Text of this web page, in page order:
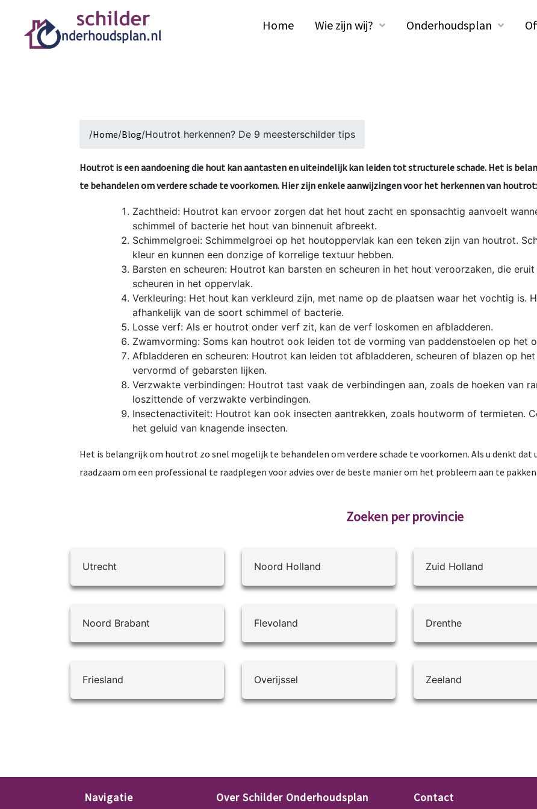
Home Wie zijn wij? Onderhoudsplan
/Home/Blog/Houtrot herkennen? De 9 meesterschilder tips
Houtrot is een aandoening die hout kan aantasten en uiteindelijk kan leiden tot structurele schade. Het is
te behandelen om verdere schade te voorkomen. Hier zijn enkele aanwijzingen voor het herkennen van houtrot:
Zachtheid: Houtrot kan ervoor zorgen dat het hout zacht en sponsachtig aanvoelt
schimmel of bacterie het hout van binnenuit afbreekt.
Schimmelgroei: Schimmelgroei op het houtoppervlak kan een teken zijn van houtrot.
kleur en kunnen een donzige of korrelige textuur hebben.
Barsten en scheuren: Houtrot kan barsten en scheuren in het hout veroorzaken, die
scheuren in het oppervlak.
Verkleuring: Het hout kan verkleurd zijn, met name op de plaatsen waar het vochtig is.
afhankelijk van de soort schimmel of bacterie.
Losse verf: Als er houtrot onder verf zit, kan de verf loskomen en afbladderen.
Zwamvorming: Soms kan houtrot ook leiden tot de vorming van paddenstoelen op het
Afbladderen en scheuren: Houtrot kan leiden tot afbladderen, scheuren of blazen op
vervormd of gebarsten lijken.
Verzwakte verbindingen: Houtrot tast vaak de verbindingen aan, zoals de hoeken van
loszittende of verzwakte verbindingen.
Insectenactiviteit: Houtrot kan ook insecten aantrekken, zoals houtworm of termieten.
het geluid van knagende insecten.
Het is belangrijk om houtrot zo snel mogelijk te behandelen om verdere schade te voorkomen. Als u denkt
raadzaam om een professional te raadplegen voor advies over de beste manier om het probleem aan te
Zoeken per provincie
Utrecht Noord Holland Zuid Holland
Noord Brabant Flevoland Drenthe
Friesland Overijssel Zeeland
Navigatie Over Schilder Onderhoudsplan Contact